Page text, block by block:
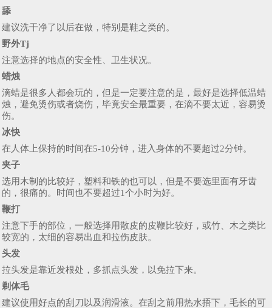
舔
建议洗干净了以后在做，特别是鞋之类的。
野外Tj
注意选择的地点的安全性、卫生状况。
蜡烛
滴蜡是很多人都会玩的，但是一定要注意的是，最好是选择低温蜡
烛，避免烫伤或者烧伤，毕竟安全最重要，在滴不要太近，容易烫
伤。
冰快
在人体上保持的时间在5-10分钟，进入身体的不要超过2分钟。
夹子
选用木制的比较好，塑料和铁的也可以，但是不要选里面有牙齿
的，很痛的。时间也不要超过1个小时为好。
鞭打
注意下手的部位，一般选择用散皮的皮鞭比较好，或竹、木之类比
较宽的，太细的容易出血和拉伤皮肤。
头发
拉头发是靠近发根处，多抓点头发，以免拉下来。
剃体毛
建议使用好点的刮刀以及润滑液。在刮之前用热水捂下，毛长的可